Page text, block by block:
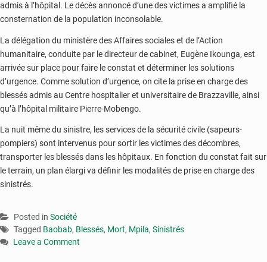
admis à l’hôpital. Le décès annoncé d’une des victimes a amplifié la
consternation de la population inconsolable.
La délégation du ministère des Affaires sociales et de l’Action
humanitaire, conduite par le directeur de cabinet, Eugène Ikounga, est
arrivée sur place pour faire le constat et déterminer les solutions
d’urgence. Comme solution d’urgence, on cite la prise en charge des
blessés admis au Centre hospitalier et universitaire de Brazzaville, ainsi
qu’à l’hôpital militaire Pierre-Mobengo.
La nuit même du sinistre, les services de la sécurité civile (sapeurs-
pompiers) sont intervenus pour sortir les victimes des décombres,
transporter les blessés dans les hôpitaux. En fonction du constat fait sur
le terrain, un plan élargi va définir les modalités de prise en charge des
sinistrés.
Posted in Société
Tagged Baobab, Blessés, Mort, Mpila, Sinistrés
Leave a Comment